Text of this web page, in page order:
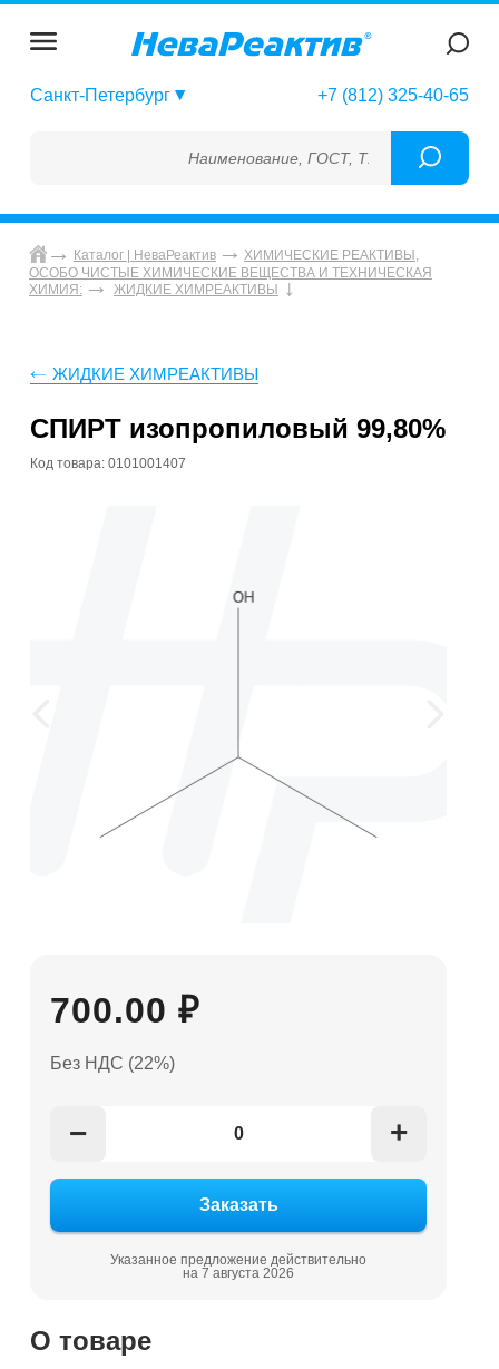
Санкт-Петербург +7 (812) 325-40-65
Наименование, ГОСТ, ТУ, ГСО, МСО, ОСО,
Каталог | НеваРеактив
ХИМИЧЕСКИЕ РЕАКТИВЫ,
ОСОБО ЧИСТЫЕ ХИМИЧЕСКИЕ ВЕЩЕСТВА И ТЕХНИЧЕСКАЯ
ХИМИЯ:
ЖИДКИЕ ХИМРЕАКТИВЫ
ЖИДКИЕ ХИМРЕАКТИВЫ
СПИРТ изопропиловый 99,80%
Код товара: 0101001407
700.00 ₽
Без НДС (22%)
− +
Указанное предложение действительно
на 7 августа 2026
О товаре